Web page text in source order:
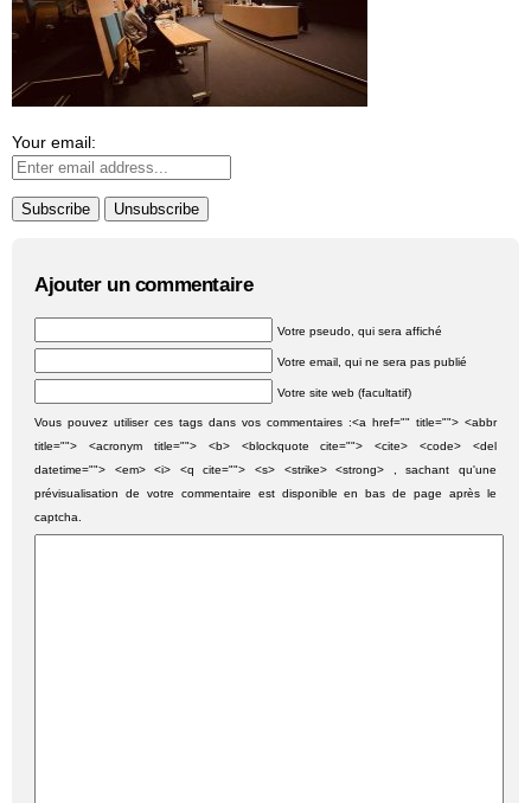
Your email:
Ajouter un commentaire
Votre pseudo, qui sera affiché
Votre email, qui ne sera pas publié
Votre site web (facultatif)
Vous pouvez utiliser ces tags dans vos commentaires :<a href="" title=""> <abbr
title=""> <acronym title=""> <b> <blockquote cite=""> <cite> <code> <del
datetime=""> <em> <i> <q cite=""> <s> <strike> <strong> , sachant qu'une
prévisualisation de votre commentaire est disponible en bas de page après le
captcha.